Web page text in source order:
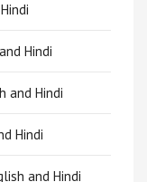
Hindi
and Hindi
Hindi
and Hindi